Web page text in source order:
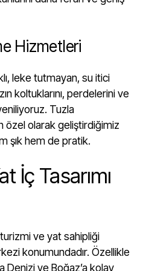
Hizmetleri
leke tutmayan, su itici
koltuklarını, perdelerini ve
Tuzla
özel olarak geliştirdiğimiz
şık hem de pratik.
İç Tasarımı
ve yat sahipliği
konumundadır. Özellikle
Denizi ve Boğaz’a kolay